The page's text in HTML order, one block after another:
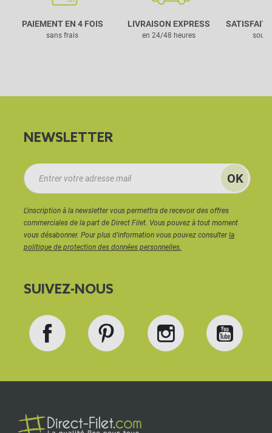
PAIEMENT EN 4 FOIS
sans frais
LIVRAISON EXPRESS
en 24/48 heures
SATISFAIT
sous
NEWSLETTER
L'inscription à la newsletter vous permettra de recevoir des offres
commerciales de la part de Direct Filet. Vous pouvez à tout moment
vous désabonner. Pour plus d'information vous pouvez consulterla
politique de protection des données personnelles.
SUIVEZ-NOUS